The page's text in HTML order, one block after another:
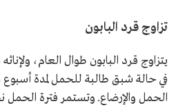
تزاوج قرد البابون
يتزاوج قرد البابون طوال العام،
في حالة شبق طالبة للحمل لمدة
الحمل والإرضاع. وتستمر فترة الحمل